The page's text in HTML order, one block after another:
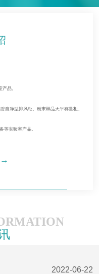
产品。
等实验室产品。
→
2022-06-22